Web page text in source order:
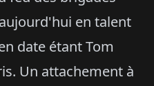
en talent
date étant Tom
Un attachement à